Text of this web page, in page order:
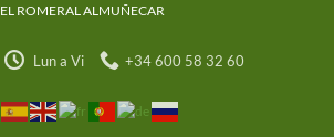
EL ROMERAL ALMUÑECAR
Lun a Vi +34 600 58 32 60